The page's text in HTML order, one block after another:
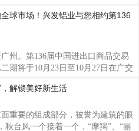
引领作用，不断强化产业链优势，
署创新链，规范公司治理，稳健
参展的常客，聚焦全球市场需求，
，积极亮相释放创新活力迎客来，
品质的系统门窗产品及解决方案，
产品硬实力向世界展示中国品牌的
球化步伐。兴发铝业40年来始终坚
以“客户为本、品质为纲、创新引
核心价值观在国际市场上
球市场！兴发铝业与您相约第136
州。第136届中国进出口商品交易
期将于10月23日至10月27日在广交
铝业一直深耕布局海外市场，拥抱
兴发铝业展位号：B区12.1C29-
位新老客户、海内外客商莅临参
，共襄贸易盛举。兴发铝业作为集
解锁美好新生活
重要的组成部分，被誉为建筑的眼
秋台风一个接着一个，“摩羯”、“丽